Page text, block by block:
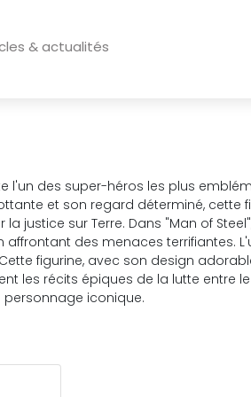
& actualités
l'un des super-héros les plus
et son regard déterminé, cette
justice sur Terre. Dans "Man of
des menaces terrifiantes.
figurine, avec son design
les récits épiques de la lutte entre
iconique.